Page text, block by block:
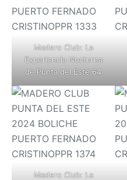
Madero Club: La
Experiencia Nocturna
de Punta del Este 64
Madero Club: La